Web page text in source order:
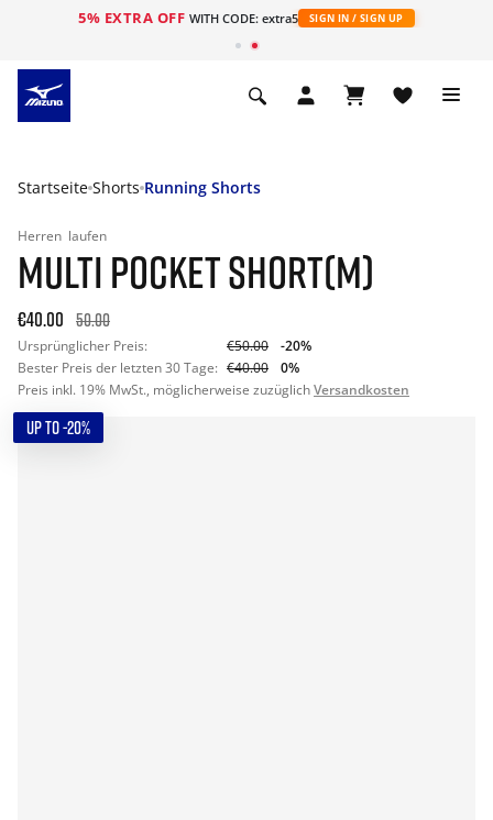
5% EXTRA OFF WITH CODE: extra5 SIGN IN / SIGN UP
Startseite Shorts Running Shorts
Herren laufen
MULTI POCKET SHORT(M)
€40.00 50.00
Ursprünglicher Preis: €50.00
-20%
Bester Preis der letzten 30 Tage: €40.00
0%
Preis inkl. 19% MwSt., möglicherweise zuzüglichVersandkosten
UP TO -20%